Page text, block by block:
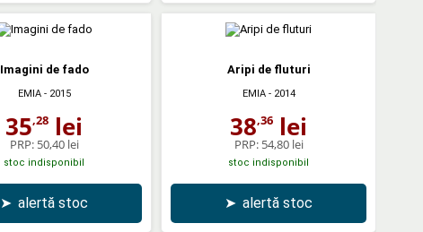
Imagini de fado
EMIA- 2015
35,28 lei
PRP: 50,40 lei
stoc indisponibil
➤ alertă stoc
Aripi de fluturi
EMIA- 2014
38,36 lei
PRP: 54,80 lei
stoc indisponibil
➤ alertă stoc